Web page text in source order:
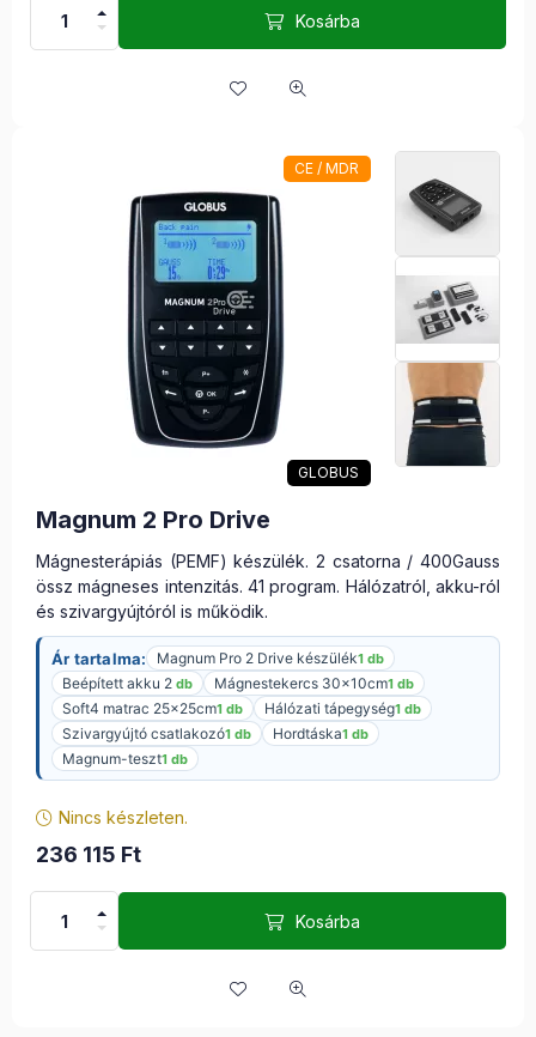
Kosárba
CE / MDR
GLOBUS
Magnum 2 Pro Drive
Mágnesterápiás (PEMF) készülék. 2 csatorna / 400Gauss
össz mágneses intenzitás. 41 program. Hálózatról, akku-ról
és szivargyújtóról is működik.
Ár tartalma: Magnum Pro 2 Drive készülék1 db
Beépített akku 2 db Mágnestekercs 30×10cm1 db
Soft4 matrac 25x25cm1 db Hálózati tápegység1 db
Szivargyújtó csatlakozó1 db Hordtáska1 db
Magnum-teszt1 db
Nincs készleten.
236 115 Ft
Kosárba